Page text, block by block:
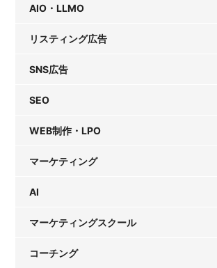
AIO・LLMO
リスティング広告
SNS広告
SEO
WEB制作・LPO
マーケティング
AI
マーケティングスクール
コーチング